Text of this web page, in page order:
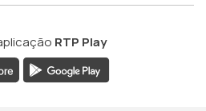
RTP Play